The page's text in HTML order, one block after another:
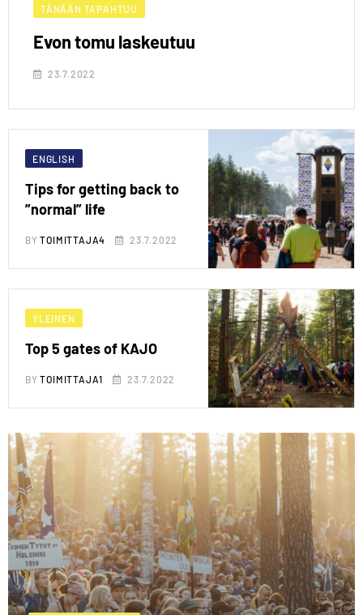
TÄNÄÄN TAPAHTUU
Evon tomu laskeutuu
23.7.2022
ENGLISH
Tips for getting back to
”normal” life
BYTOIMITTAJA4 23.7.2022
YLEINEN
Top 5 gates of KAJO
BYTOIMITTAJA1 23.7.2022